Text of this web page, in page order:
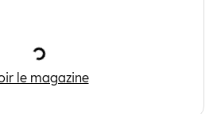
Chargement
le magazine
Les Sisters le MAG